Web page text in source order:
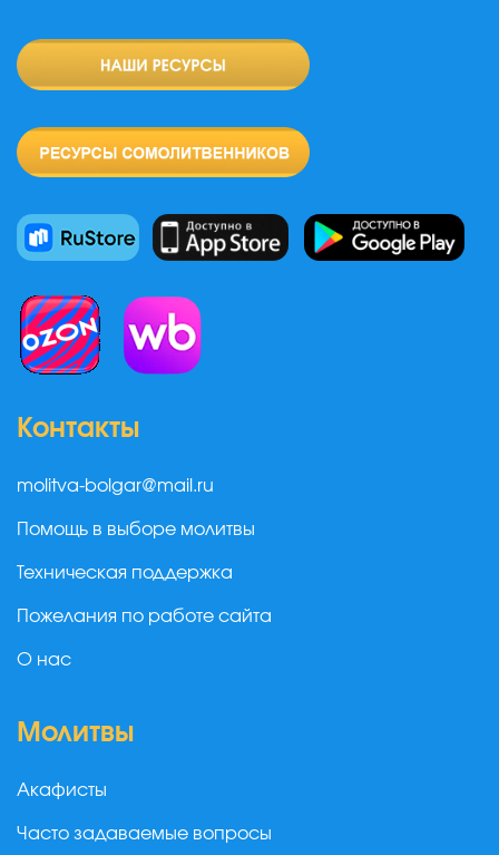
Контакты
molitva-bolgar@mail.ru
Помощь в выборе молитвы
Техническая поддержка
Пожелания по работе сайта
О нас
Молитвы
Акафисты
Часто задаваемые вопросы